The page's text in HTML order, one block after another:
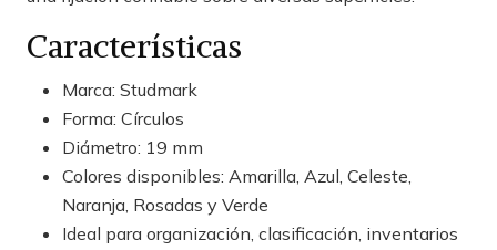
Características
Marca: Studmark
Forma: Círculos
Diámetro: 19 mm
Colores disponibles: Amarilla, Azul, Celeste,
Naranja, Rosadas y Verde
Ideal para organización, clasificación, inventarios